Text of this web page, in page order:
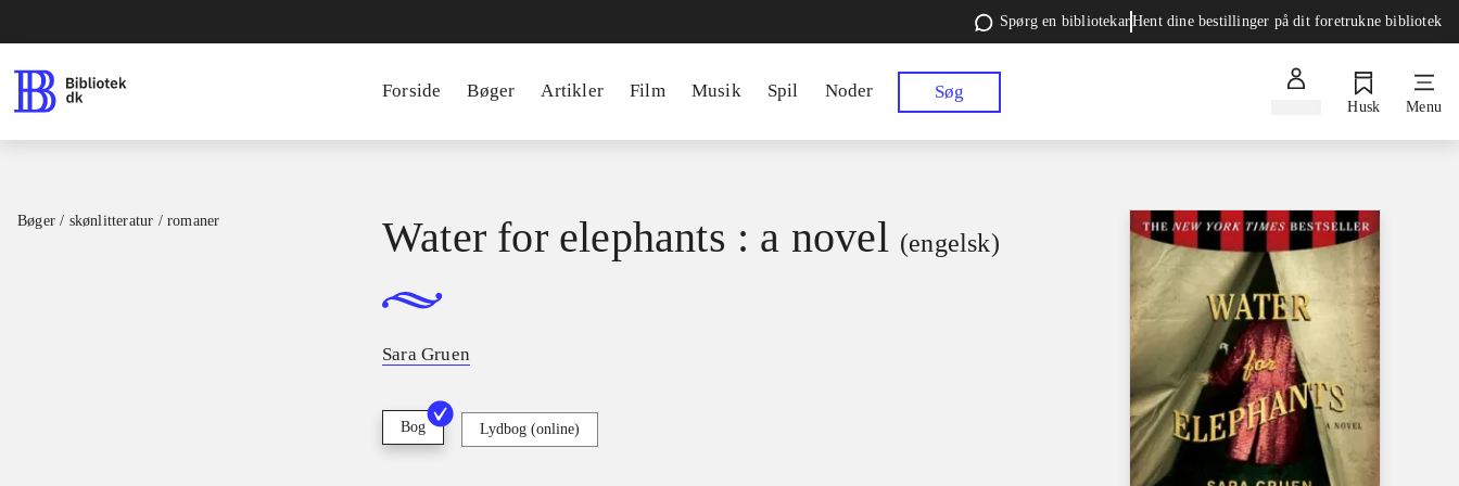
Spørg en bibliotekarHent dine bestillinger på dit foretrukne bibliotek
Forside Bøger Artikler Film Musik Spil Noder Søg
Husk Menu
Bøger / skønlitteratur / romaner Water for elephants : a novel (engelsk)
Sara Gruen
Bog Lydbog (online)